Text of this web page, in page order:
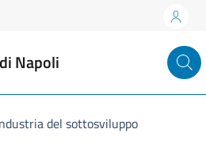
Napoli
del sottosviluppo